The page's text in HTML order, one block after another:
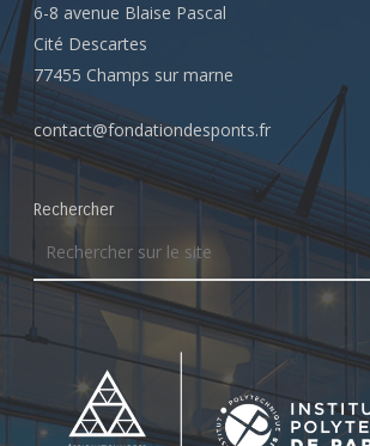
6-8 avenue Blaise Pascal
Cité Descartes
77455 Champs sur marne
contact@fondationdesponts.fr
Rechercher